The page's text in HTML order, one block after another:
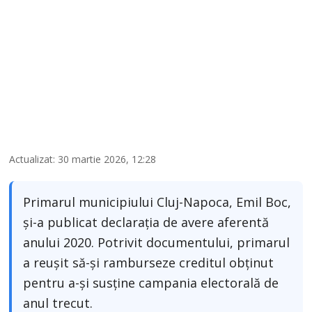
Actualizat: 30 martie 2026, 12:28
Primarul municipiului Cluj-Napoca, Emil Boc,
și-a publicat declarația de avere aferentă
anului 2020. Potrivit documentului, primarul
a reușit să-şi ramburseze creditul obţinut
pentru a-şi susţine campania electorală de
anul trecut.